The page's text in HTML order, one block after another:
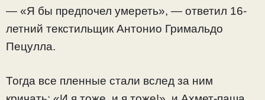
— «Я бы предпочел умереть», — ответил 16-
летний текстильщик Антонио Гримальдо
Пецулла.
Тогда все пленные стали вслед за ним